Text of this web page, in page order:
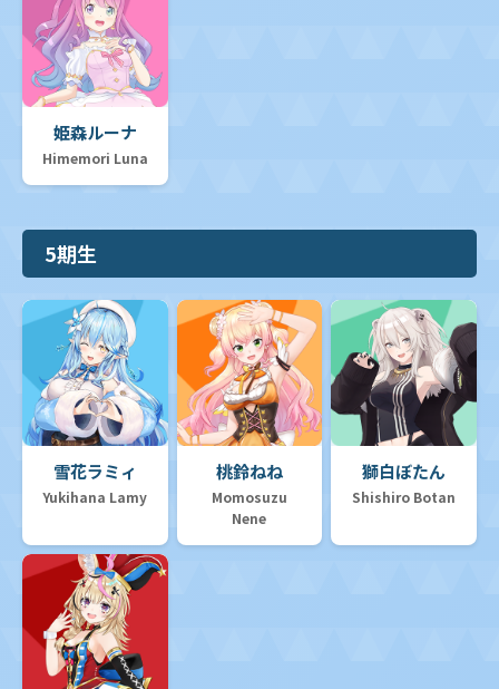
姫森ルーナ
Himemori Luna
5期生
雪花ラミィ
Yukihana Lamy
桃鈴ねね
Momosuzu
Nene
獅白ぼたん
Shishiro Botan